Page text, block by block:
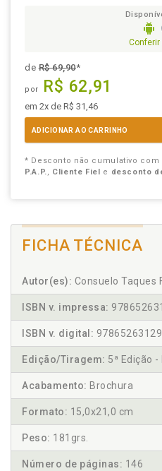
Conferir
deR$ 69,90*
por R$ 62,91
em 2x de R$ 31,46
ADICIONAR AO CARRINHO
* Desconto não cumulativo
P.A.P., Cliente Fiel e desconto
FICHA TÉCNICA
Autor(es): Consuelo Taques
ISBN v. impressa:
ISBN v. digital:
Edição/Tiragem: 5ª Edição
Acabamento: Brochura
Formato: 15,0x21,0 cm
Peso: 181grs.
Número de páginas: 146